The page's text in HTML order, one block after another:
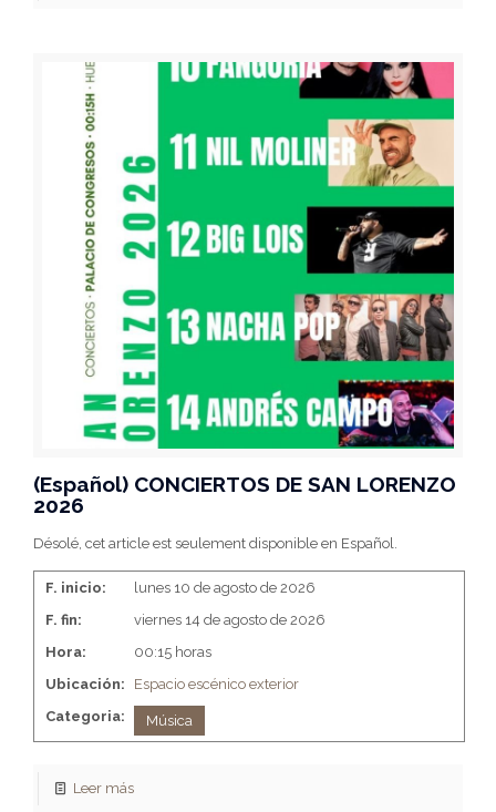
(Español) CONCIERTOS DE SAN LORENZO
2026
Désolé, cet article est seulement disponible en Español.
F. inicio:
lunes 10 de agosto de 2026
F. fin:
viernes 14 de agosto de 2026
Hora:
00:15 horas
Ubicación:
Espacio escénico exterior
Categoria:
Música
Leer más